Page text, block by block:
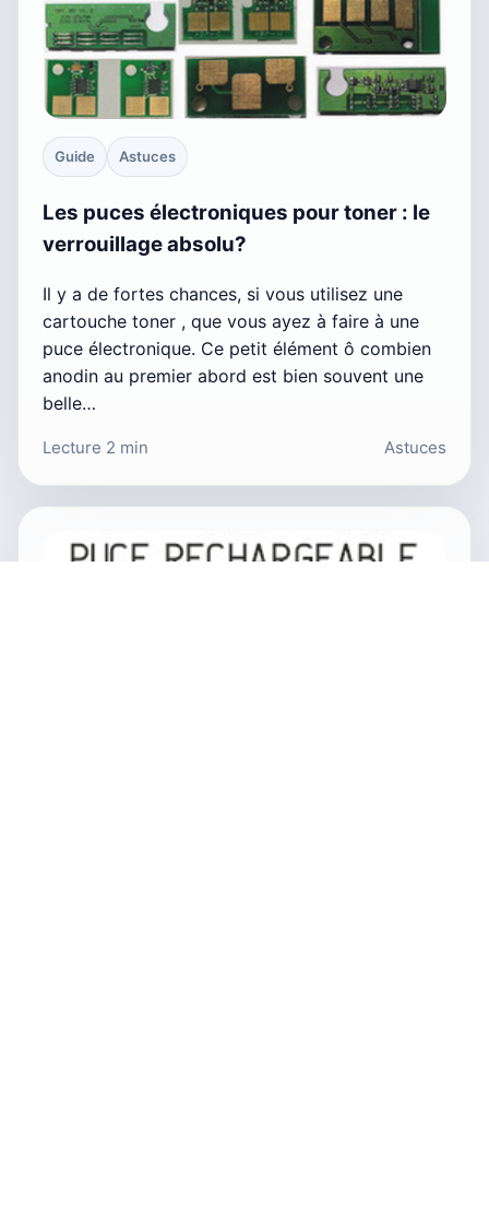
Guide Astuces
Les puces électroniques pour toner : le
verrouillage absolu?
Il y a de fortes chances, si vous utilisez une
cartouche toner , que vous ayez à faire à une
puce électronique. Ce petit élément ô combien
anodin au premier abord est bien souvent une
belle…
Lecture 2 min Astuces